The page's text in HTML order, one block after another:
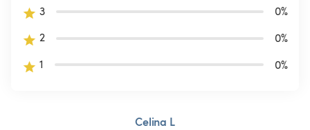
3 0%
2
0%
1
0%
Celina L